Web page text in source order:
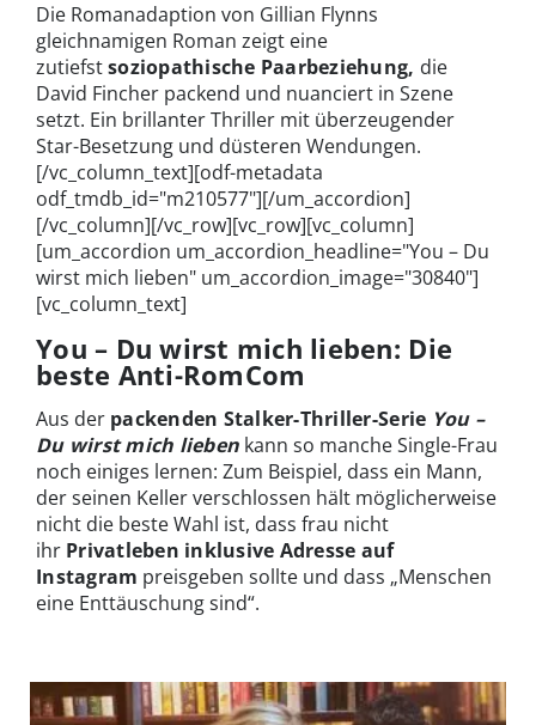
Die Romanadaption von Gillian Flynns
gleichnamigen Roman zeigt eine
zutiefstsoziopathische Paarbeziehung, die
David Fincher packend und nuanciert in Szene
setzt. Ein brillanter Thriller mit überzeugender
Star-Besetzung und düsteren Wendungen.
[/vc_column_text][odf-metadata
odf_tmdb_id="m210577"][/um_accordion]
[/vc_column][/vc_row][vc_row][vc_column]
[um_accordion um_accordion_headline="You – Du
wirst mich lieben" um_accordion_image="30840"]
[vc_column_text]
You – Du wirst mich lieben: Die
beste Anti-RomCom
Aus der packenden Stalker-Thriller-Serie You –
Du wirst mich lieben kann so manche Single-Frau
noch einiges lernen: Zum Beispiel, dass ein Mann,
der seinen Keller verschlossen hält möglicherweise
nicht die beste Wahl ist, dass frau nicht
ihr Privatleben inklusive Adresse auf
Instagram preisgeben sollte und dass „Menschen
eine Enttäuschung sind“.